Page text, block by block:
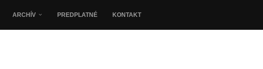
ARCHÍV PREDPLATNÉ KONTAKT